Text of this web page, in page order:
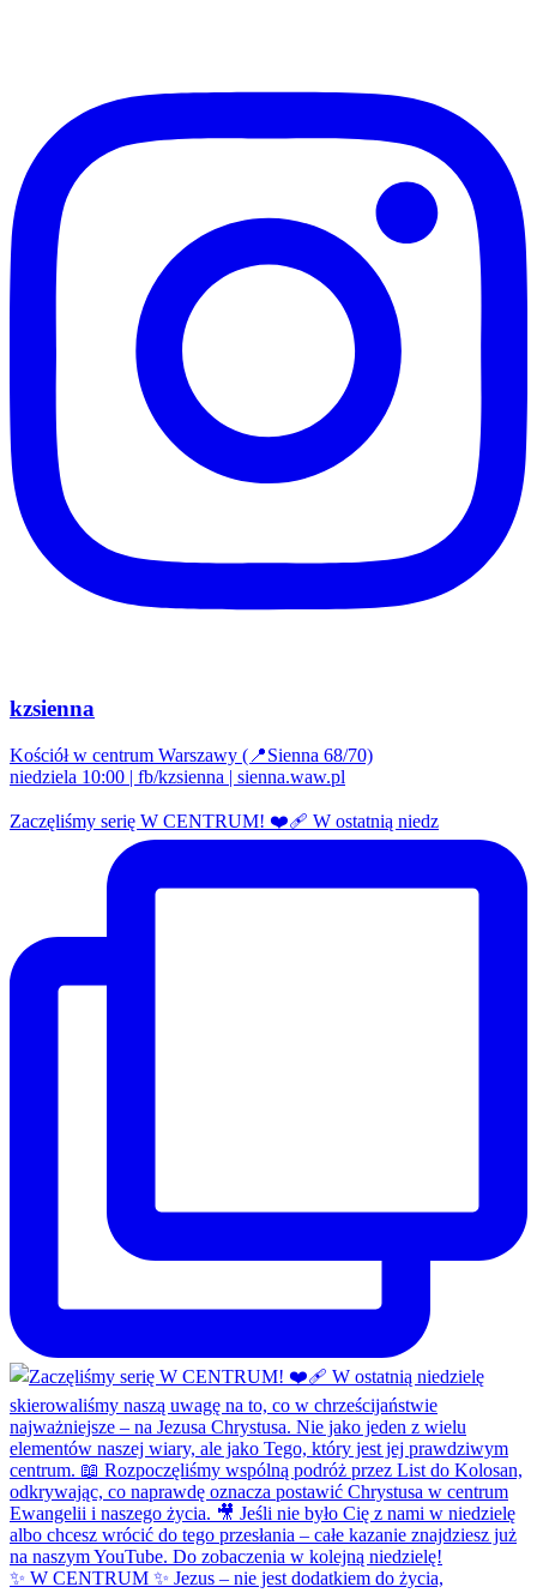
kzsienna
Kościół w centrum Warszawy (📍Sienna 68/70)
niedziela 10:00 | fb/kzsienna | sienna.waw.pl
Zaczęliśmy serię W CENTRUM! ❤️‍🩹 W ostatnią niedz
✨ W CENTRUM ✨ Jezus – nie jest dodatkiem do życia,